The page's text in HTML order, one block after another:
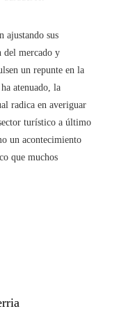
ajustando sus
del mercado y
un repunte en la
atenuado, la
radica en averiguar
turístico a último
un acontecimiento
que muchos